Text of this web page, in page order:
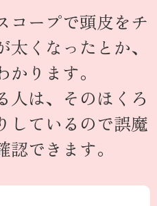
コープで頭皮をチ
くなったとか、
ります。
人は、そのほくろ
しているので誤魔
できます。